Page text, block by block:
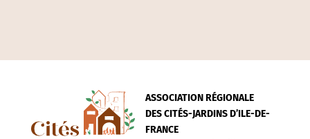
ASSOCIATION RÉGIONALE
DES CITÉS-JARDINS D’ILE-DE-
FRANCE